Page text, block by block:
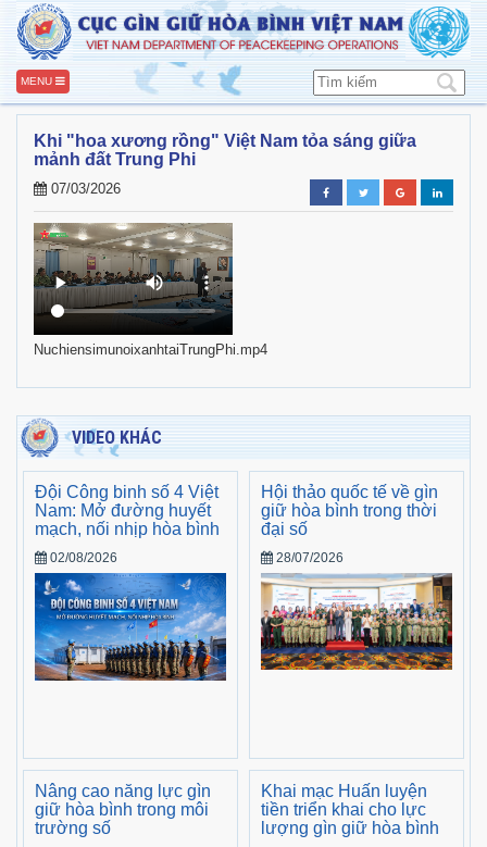
MENU
Khi "hoa xương rồng" Việt Nam tỏa sáng giữa
mảnh đất Trung Phi
07/03/2026
NuchiensimunoixanhtaiTrungPhi.mp4
VIDEO KHÁC
Đội Công binh số 4 Việt
Nam: Mở đường huyết
mạch, nối nhịp hòa bình
02/08/2026
Hội thảo quốc tế về gìn
giữ hòa bình trong thời
đại số
28/07/2026
Nâng cao năng lực gìn
giữ hòa bình trong môi
trường số
Khai mạc Huấn luyện
tiền triển khai cho lực
lượng gìn giữ hòa bình